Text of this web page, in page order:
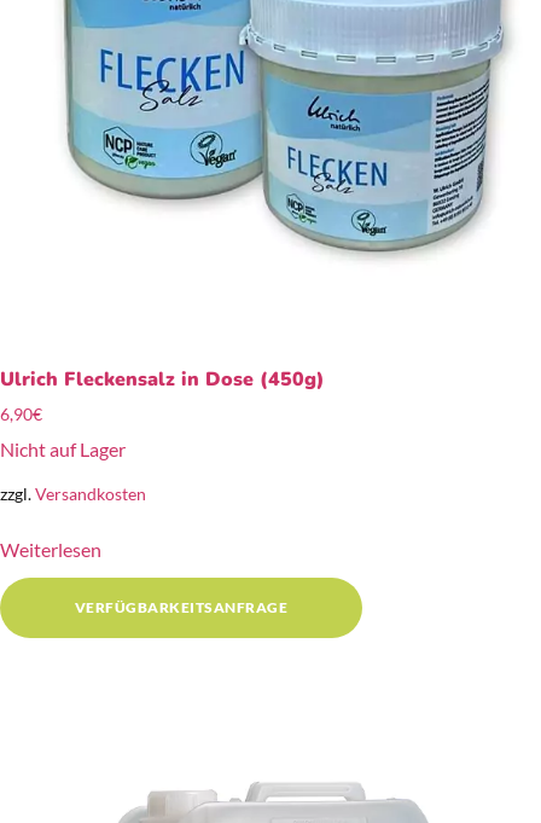
Ulrich Fleckensalz in Dose (450g)
6,90€
Nicht auf Lager
zzgl.Versandkosten
Weiterlesen
VERFÜGBARKEITSANFRAGE